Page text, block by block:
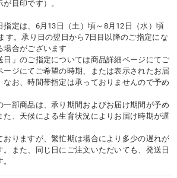
目印です）。
定は、6月13日（土）頃～8月12日（水）頃
す。承り日の翌日から7日目以降のご指定にな
場合がございます
日」のご指定については商品詳細ページにてご
ージにてご希望の時期、または表示されたお届
なお、時間帯指定は承っておりませんので予め
部商品は、承り期間およびお届け期間が予め
た、天候による生育状況によりお届け時期が遅
りますが、繁忙期は場合により多少の遅れが
また、同じ日にご注文いただいても、発送日